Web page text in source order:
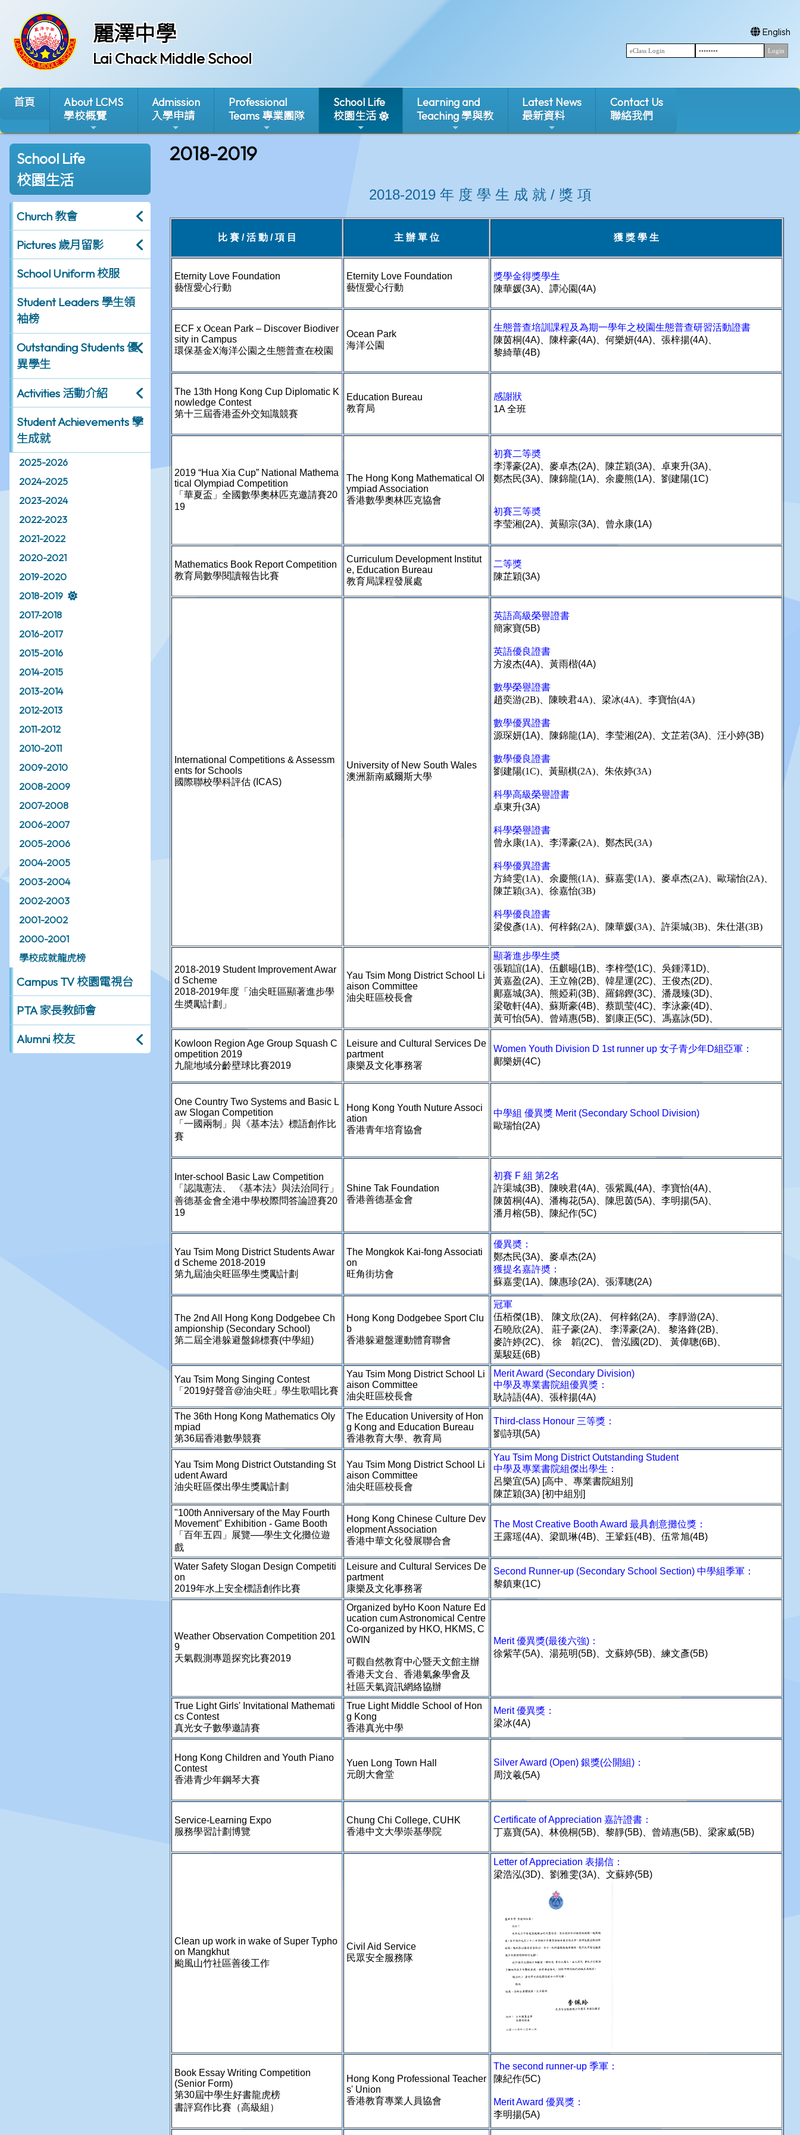
麗澤中學
Lai Chack Middle School
English
首頁
About LCMS
學校概覽
Admission
入學申請
Professional
Teams 專業團隊
School Life
校園生活
Learning and
Teaching 學與教
Latest News
最新資料
Contact Us
聯絡我們
School Life
校園生活
Church 教會
Pictures 歲月留影
School Uniform 校服
Student Leaders 學生領
袖榜
Outstanding Students 優
異學生
Activities 活動介紹
Student Achievements 學
生成就
2025-2026
2024-2025
2023-2024
2022-2023
2021-2022
2020-2021
2019-2020
2018-2019
2017-2018
2016-2017
2015-2016
2014-2015
2013-2014
2012-2013
2011-2012
2010-2011
2009-2010
2008-2009
2007-2008
2006-2007
2005-2006
2004-2005
2003-2004
2002-2003
2001-2002
2000-2001
學校成就龍虎榜
Campus TV 校園電視台
PTA 家長教師會
Alumni 校友
2018-2019